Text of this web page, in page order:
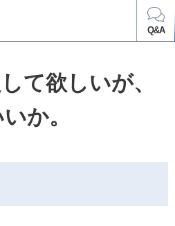
Q&A
て欲しいが、
か。